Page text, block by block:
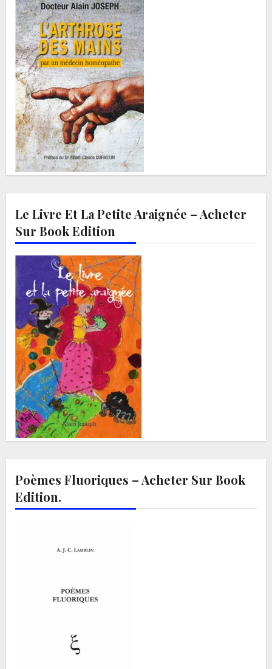
Le Livre Et La Petite Araignée – Acheter
Sur Book Edition
Poèmes Fluoriques – Acheter Sur Book
Edition.